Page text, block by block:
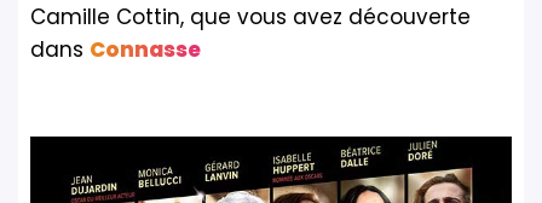
Camille Cottin, que vous avez découverte
dans Connasse